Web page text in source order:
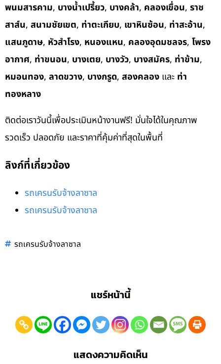
พนมสารคาม, บางน้ำเปรี้ยว, บางคล้า, คลองเขื่อน, ราช
สาส์น, สนามชัยเขต, ท่าตะเกียบ, เขาหินซ้อน, ท่าสะอ้าน,
แสนภูดาษ, หัวสำโรง, หนองแหน, คลองอุดมชลจร, โพรง
อากาศ, ท่าขนอน, บางเตย, บางวัว, บางสมัคร, ท่าข้าม,
หมอนทอง, ลาดขวาง, บางกรูด, สองคลอง และ ท่า
ทองหลาง
ติดต่อเราวันนี้เพื่อประเมินหน้างานฟรี! มั่นใจได้ในคุณภาพ
รวดเร็ว ปลอดภัย และราคาที่คุ้มค่าที่สุดในพื้นที่
ลิงก์ที่เกี่ยวข้อง
รถเครนรับจ้างลาซาล
รถเครนรับจ้างลาซาล
รถเครนรับจ้างลาซาล
แชร์หน้านี้
แสดงความคิดเห็น